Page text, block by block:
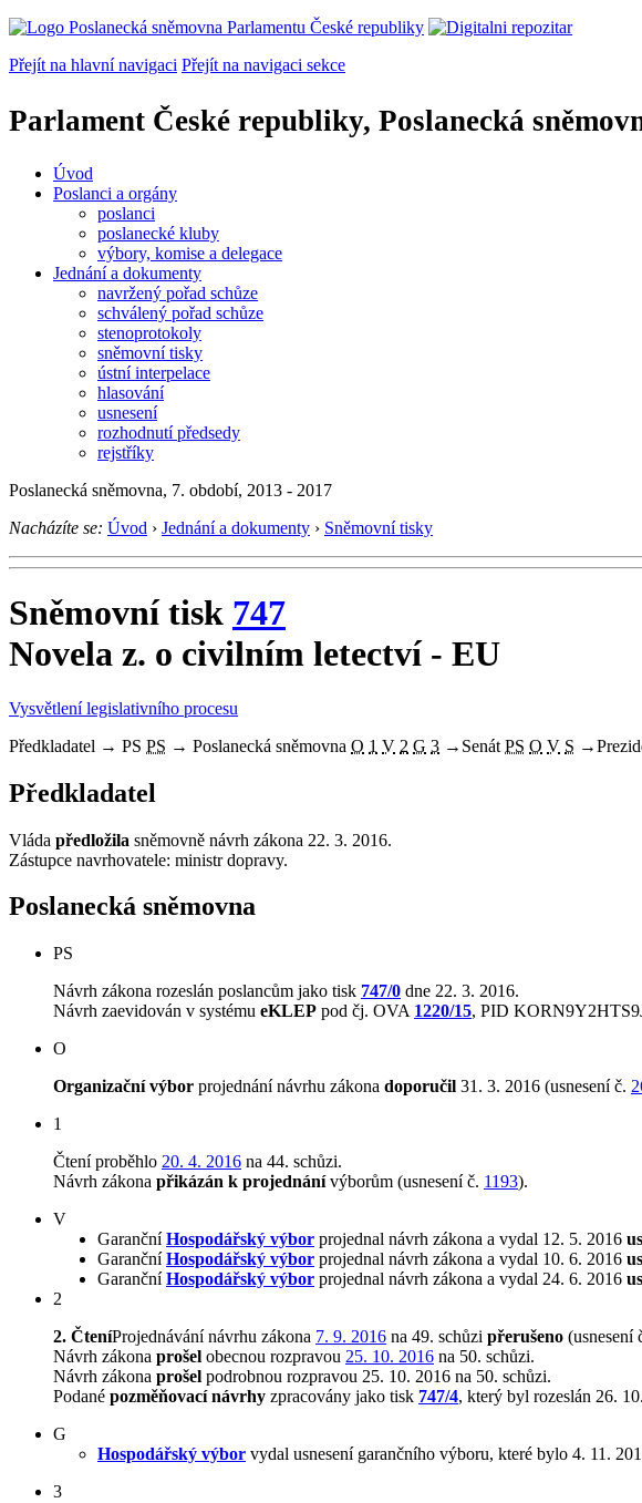
Přejít na hlavní navigaci Přejít na navigaci sekce
Parlament České republiky, Poslanecká
Úvod
Poslanci a orgány
poslanci
poslanecké kluby
výbory, komise a delegace
Jednání a dokumenty
navržený pořad schůze
schválený pořad schůze
stenoprotokoly
sněmovní tisky
ústní interpelace
hlasování
usnesení
rozhodnutí předsedy
rejstříky
Poslanecká sněmovna, 7. období, 2013 - 2017
Nacházíte se: Úvod › Jednání a dokumenty › Sněmovní tisky
Sněmovní tisk 747
Novela z. o civilním letectví - EU
Vysvětlení legislativního procesu
Předkladatel → PS PS → Poslanecká sněmovna O 1 V 2 G 3 → Senát PS O V S →
Předkladatel
Vláda předložila sněmovně návrh zákona 22. 3. 2016.
Zástupce navrhovatele: ministr dopravy.
Poslanecká sněmovna
PS
Návrh zákona rozeslán poslancům jako tisk 747/0 dne 22. 3. 2016.
Návrh zaevidován v systému eKLEP pod čj. OVA 1220/15, PID
O
Organizační výbor projednání návrhu zákona doporučil 31. 3. 2016 (usnesení č.
1
Čtení proběhlo 20. 4. 2016 na 44. schůzi.
Návrh zákona přikázán k projednánívýborům (usnesení č. 1193).
V
GarančníHospodářský výbor projednal návrh zákona a vydal 12. 5. 2016
GarančníHospodářský výbor projednal návrh zákona a vydal 10. 6. 2016
GarančníHospodářský výbor projednal návrh zákona a vydal 24. 6. 2016
2
2. ČteníProjednávání návrhu zákona 7. 9. 2016 na 49. schůzi přerušeno (usnesení
Návrh zákona prošel obecnou rozpravou 25. 10. 2016 na 50. schůzi.
Návrh zákona prošel podrobnou rozpravou 25. 10. 2016 na 50. schůzi.
Podané pozměňovací návrhy zpracovány jako tisk 747/4, který byl rozeslán 26.
G
Hospodářský výbor vydal usnesení garančního výboru, které bylo 4. 11.
3